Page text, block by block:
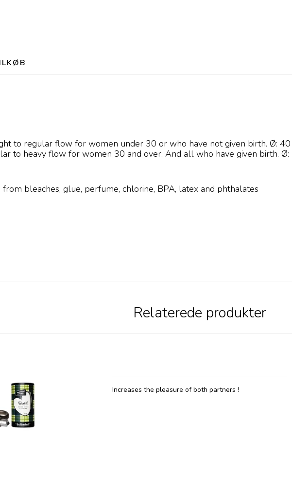
to regular flow for women under 30 or who have not given birth. Ø:
to heavy flow for women 30 and over. And all who have given birth.
bleaches, glue, perfume, chlorine, BPA, latex and phthalates
Relaterede produkter
Increases the pleasure of both partners !